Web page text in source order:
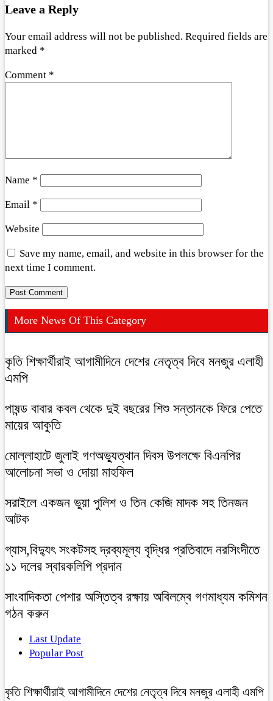
Leave a Reply
Your email address will not be published. Required fields are
marked *
Comment *
Name *
Email *
Website
Save my name, email, and website in this browser for the
next time I comment.
More News Of This Category
কৃতি শিক্ষার্থীরাই আগামীদিনে দেশের নেতৃত্ব দিবে মনজুর এলাহী
এমপি
পাষন্ড বাবার কবল থেকে দুই বছরের শিশু সন্তানকে ফিরে পেতে
মায়ের আকুতি
মোল্লাহাটে জুলাই গণঅভ্যুত্থান দিবস উপলক্ষে বিএনপির
আলোচনা সভা ও দোয়া মাহফিল
সরাইলে একজন ভুয়া পুলিশ ও তিন কেজি মাদক সহ তিনজন
আটক
গ্যাস,বিদ্যুৎ সংকটসহ দ্রব্যমূল্য বৃদ্ধির প্রতিবাদে নরসিংদীতে
১১ দলের স্বারকলিপি প্রদান
সাংবাদিকতা পেশার অস্তিত্ব রক্ষায় অবিলম্বে গণমাধ্যম কমিশন
গঠন করুন
Last Update
Popular Post
কৃতি শিক্ষার্থীরাই আগামীদিনে দেশের নেতৃত্ব দিবে মনজুর এলাহী এমপি